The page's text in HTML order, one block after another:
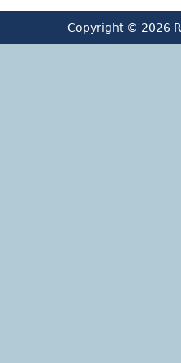
Copyright © 2026